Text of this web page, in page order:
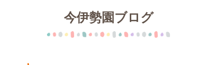
今伊勢園ブログ